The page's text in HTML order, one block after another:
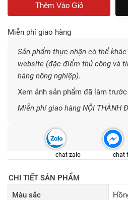
Miễn phí giao hàng
Sản phẩm thực nhận có thể
website (đặc điểm thủ công và
hàng nông nghiệp).
Xem ảnh sản phẩm đã làm
Miễn phí giao hàng NỘI THÀNH
chat zalo chat
CHI TIẾT SẢN PHẨM
Màu sắc